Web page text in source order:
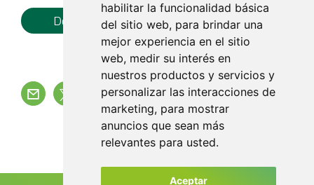
habilitar la funcionalidad básica
del sitio web, para brindar una
mejor experiencia en el sitio
web, medir su interés en
nuestros productos y servicios y
personalizar las interacciones de
marketing, para mostrar
anuncios que sean más
relevantes para usted.
Aceptar
Documento Pdf